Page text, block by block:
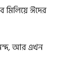
ঈদের
আর এখন